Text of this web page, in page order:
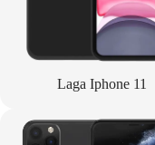
Laga Iphone 11